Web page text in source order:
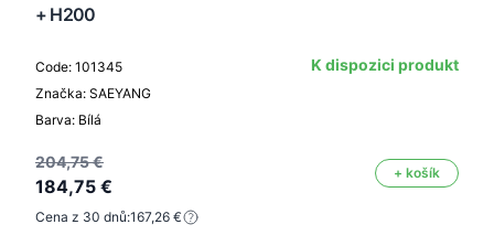
+ H200
Code: 101345
Značka: SAEYANG
Barva: Bílá
K dispozici produkt
204,75 €
184,75 €
+ košík
Cena z 30 dnů:167,26 €